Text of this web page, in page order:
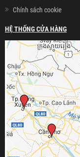
Chính sách cookie
HỆ THỐNG CỬA HÀNG